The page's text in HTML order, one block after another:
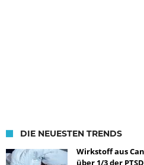
DIE NEUESTEN TRENDS
Wirkstoff aus